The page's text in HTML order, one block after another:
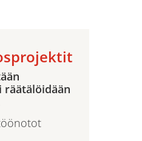
räätälöidään